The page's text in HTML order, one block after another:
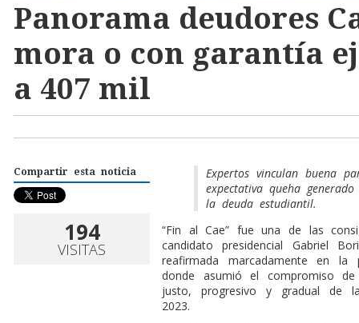
Panorama deudores
mora o con garantía
a 407 mil
Compartir esta noticia
194
VISITAS
Expertos vinculan buena
expectativa queha
la deuda estudiantil.
“Fin al Cae” fue una de las
candidato presidencial Gabriel
reafirmada marcadamente en la
donde asumió el compromiso
justo, progresivo y gradual de
2023.